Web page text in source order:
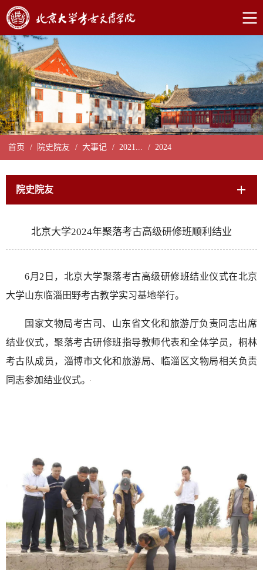
首页 / 院史院友 / 大事记 / 2021... / 2024
院史院友
北京大学2024年聚落考古高级研修班顺利结业
6月2日，北京大学聚落考古高级研修班结业仪式在北京
大学山东临淄田野考古教学实习基地举行。
国家文物局考古司、山东省文化和旅游厅负责同志出席
结业仪式，聚落考古研修班指导教师代表和全体学员，桐林
考古队成员，淄博市文化和旅游局、临淄区文物局相关负责
同志参加结业仪式。